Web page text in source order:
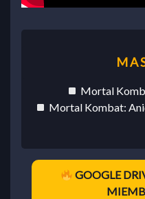
Mortal
Mortal Kombat:
GOOGLE